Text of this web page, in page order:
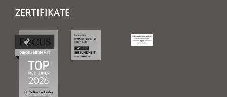
ZERTIFIKATE